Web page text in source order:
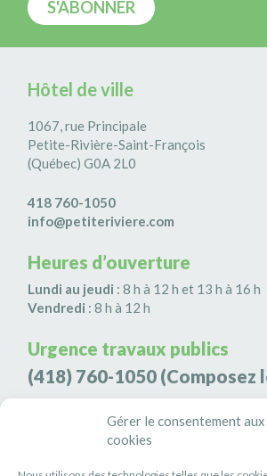
Gérer le consentement aux
cookies
Hôtel de ville
1067, rue Principale
Petite-Rivière-Saint-François
(Québec) G0A 2L0
418 760-1050
info@petiteriviere.com
Heures d’ouverture
Lundi au jeudi : 8 h à 12 h et 13 h à 16 h
Vendredi : 8 h à 12 h
Urgence travaux publics
(418) 760-1050 (Composez
Agence de sécurité S3K9
(418) 808-9566